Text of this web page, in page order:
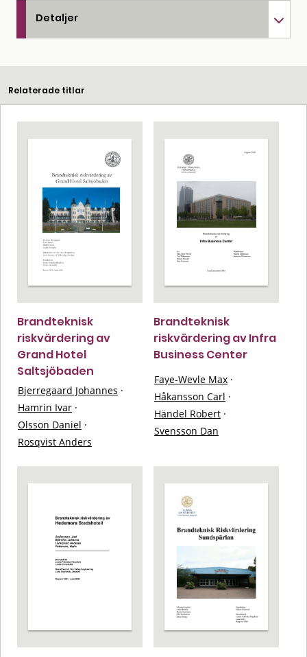
Detaljer
Relaterade titlar
Brandteknisk
riskvärdering av
Grand Hotel
Saltsjöbaden
Bjerregaard Johannes ·
Hamrin Ivar ·
Olsson Daniel ·
Rosqvist Anders
Brandteknisk
riskvärdering av Infra
Business Center
Faye-Wevle Max ·
Håkansson Carl ·
Händel Robert ·
Svensson Dan